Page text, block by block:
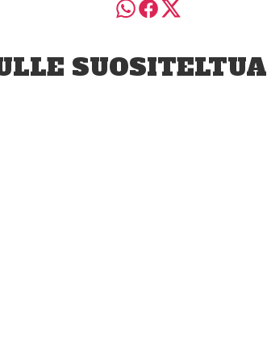
SUOSITELTUA